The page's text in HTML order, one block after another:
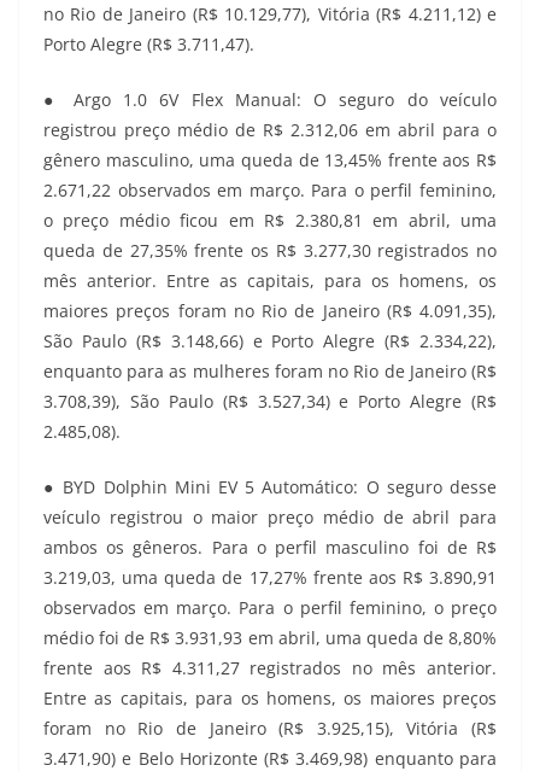
no Rio de Janeiro (R$ 10.129,77), Vitória (R$ 4.211,12) e
Porto Alegre (R$ 3.711,47).
● Argo 1.0 6V Flex Manual: O seguro do veículo
registrou preço médio de R$ 2.312,06 em abril para o
gênero masculino, uma queda de 13,45% frente aos R$
2.671,22 observados em março. Para o perfil feminino,
o preço médio ficou em R$ 2.380,81 em abril, uma
queda de 27,35% frente os R$ 3.277,30 registrados no
mês anterior. Entre as capitais, para os homens, os
maiores preços foram no Rio de Janeiro (R$ 4.091,35),
São Paulo (R$ 3.148,66) e Porto Alegre (R$ 2.334,22),
enquanto para as mulheres foram no Rio de Janeiro (R$
3.708,39), São Paulo (R$ 3.527,34) e Porto Alegre (R$
2.485,08).
● BYD Dolphin Mini EV 5 Automático: O seguro desse
veículo registrou o maior preço médio de abril para
ambos os gêneros. Para o perfil masculino foi de R$
3.219,03, uma queda de 17,27% frente aos R$ 3.890,91
observados em março. Para o perfil feminino, o preço
médio foi de R$ 3.931,93 em abril, uma queda de 8,80%
frente aos R$ 4.311,27 registrados no mês anterior.
Entre as capitais, para os homens, os maiores preços
foram no Rio de Janeiro (R$ 3.925,15), Vitória (R$
3.471,90) e Belo Horizonte (R$ 3.469,98) enquanto para